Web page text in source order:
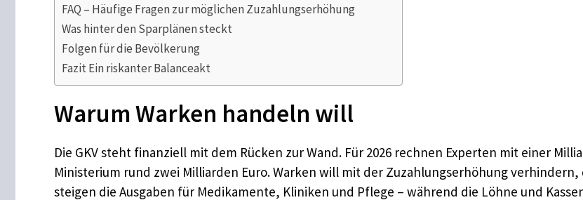
FAQ – Häufige Fragen zur möglichen Zuzahlungserhöhung
Was hinter den Sparplänen steckt
Folgen für die Bevölkerung
Fazit Ein riskanter Balanceakt
Warum Warken handeln will
Die GKV steht finanziell mit dem Rücken zur Wand. Für 2026 rechnen Experten mit einer
Ministerium rund zwei Milliarden Euro. Warken will mit der Zuzahlungserhöhung
steigen die Ausgaben für Medikamente, Kliniken und Pflege – während die Löhne und